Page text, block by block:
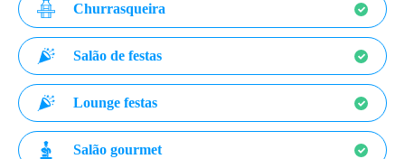
Churrasqueira
Salão de festas
Lounge festas
Salão gourmet